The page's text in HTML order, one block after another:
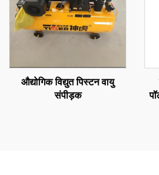
औद्योगिक विद्युत पिस्टन वायु
संपीड़क